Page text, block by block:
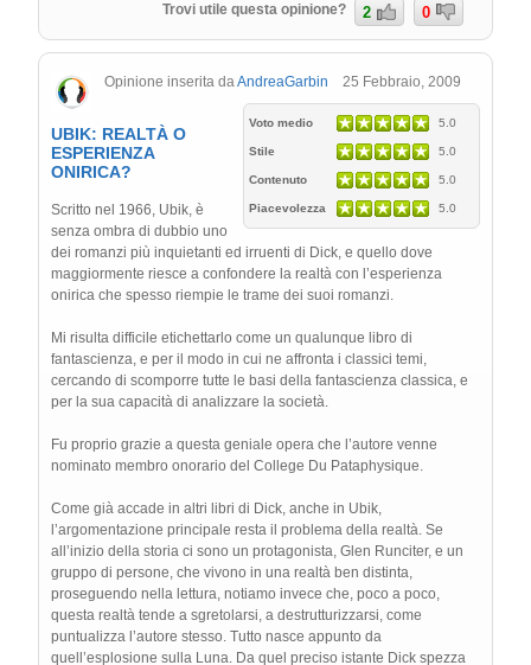
Trovi utile questa opinione? 2 0
Opinione inserita da AndreaGarbin 25 Febbraio, 2009
Voto medio 5.0
Stile 5.0
Contenuto 5.0
Piacevolezza 5.0
UBIK: REALTÀ O
ESPERIENZA
ONIRICA?
Scritto nel 1966, Ubik, è
senza ombra di dubbio uno
dei romanzi più inquietanti ed irruenti di Dick, e quello dove
maggiormente riesce a confondere la realtà con l’esperienza
onirica che spesso riempie le trame dei suoi romanzi.
Mi risulta difficile etichettarlo come un qualunque libro di
fantascienza, e per il modo in cui ne affronta i classici temi,
cercando di scomporre tutte le basi della fantascienza classica, e
per la sua capacità di analizzare la società.
Fu proprio grazie a questa geniale opera che l’autore venne
nominato membro onorario del College Du Pataphysique.
Come già accade in altri libri di Dick, anche in Ubik,
l’argomentazione principale resta il problema della realtà. Se
all’inizio della storia ci sono un protagonista, Glen Runciter, e un
gruppo di persone, che vivono in una realtà ben distinta,
proseguendo nella lettura, notiamo invece che, poco a poco,
questa realtà tende a sgretolarsi, a destrutturizzarsi, come
puntualizza l’autore stesso. Tutto nasce appunto da
quell’esplosione sulla Luna. Da quel preciso istante Dick spezza